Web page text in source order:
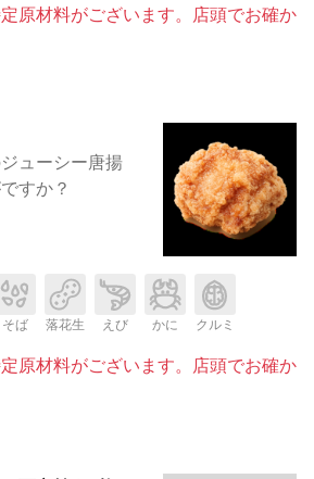
原材料がございます。店頭でお確か
ューシー唐揚
すか？
そば 落花生 えび かに クルミ
原材料がございます。店頭でお確か